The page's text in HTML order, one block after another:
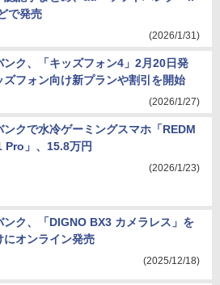
で発売
(2026/1/31)
ンク、「キッズフォン4」2月20日発
フォン向け新プランや割引を開始
(2026/1/27)
ンクで水冷ゲーミングスマホ「REDM
Pro」、15.8万円
(2026/1/23)
ンク、「DIGNO BX3 カメラレス」を
にオンライン発売
(2025/12/18)